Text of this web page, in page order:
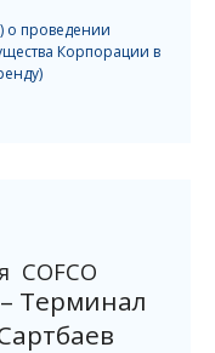
о проведении
Корпорации в
COFCO
Терминал